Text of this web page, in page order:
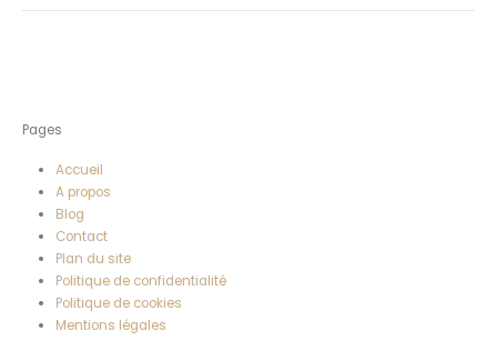
Pages
Accueil
A propos
Blog
Contact
Plan du site
Politique de confidentialité
Politique de cookies
Mentions légales